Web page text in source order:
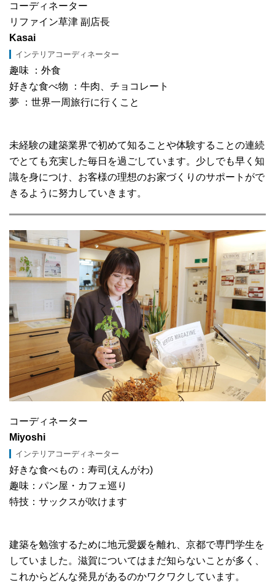
コーディネーター
リファイン草津 副店長
Kasai
インテリアコーディネーター
趣味 ：外食
好きな食べ物 ：牛肉、チョコレート
夢 ：世界一周旅行に行くこと
未経験の建築業界で初めて知ることや体験することの連続
でとても充実した毎日を過ごしています。少しでも早く知
識を身につけ、お客様の理想のお家づくりのサポートがで
きるように努力していきます。
コーディネーター
Miyoshi
インテリアコーディネーター
好きな食べもの：寿司(えんがわ)
趣味：パン屋・カフェ巡り
特技：サックスが吹けます
建築を勉強するために地元愛媛を離れ、京都で専門学生を
していました。滋賀についてはまだ知らないことが多く、
これからどんな発見があるのかワクワクしています。